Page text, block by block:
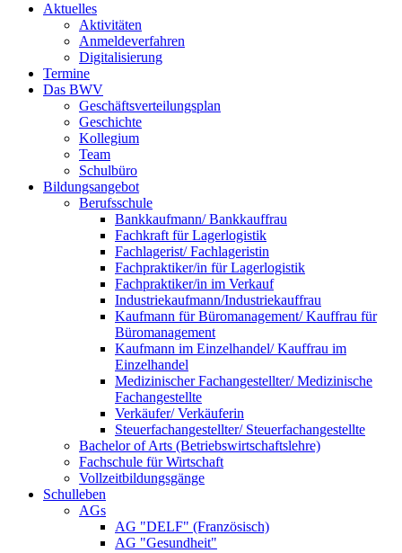
Aktuelles
Aktivitäten
Anmeldeverfahren
Digitalisierung
Termine
Das BWV
Geschäftsverteilungsplan
Geschichte
Kollegium
Team
Schulbüro
Bildungsangebot
Berufsschule
Bankkaufmann/ Bankkauffrau
Fachkraft für Lagerlogistik
Fachlagerist/ Fachlageristin
Fachpraktiker/in für Lagerlogistik
Fachpraktiker/in im Verkauf
Industriekaufmann/Industriekauffrau
Kaufmann für Büromanagement/ Kauffrau für
Büromanagement
Kaufmann im Einzelhandel/ Kauffrau im
Einzelhandel
Medizinischer Fachangestellter/ Medizinische
Fachangestellte
Verkäufer/ Verkäuferin
Steuerfachangestellter/ Steuerfachangestellte
Bachelor of Arts (Betriebswirtschaftslehre)
Fachschule für Wirtschaft
Vollzeitbildungsgänge
Schulleben
AGs
AG "DELF" (Französisch)
AG "Gesundheit"